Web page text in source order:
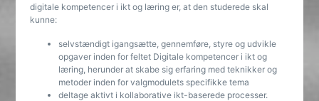
digitale kompetencer i ikt og læring er, at den studerede skal
kunne:
selvstændigt igangsætte, gennemføre, styre og udvikle
opgaver inden for feltet Digitale kompetencer i ikt og
læring, herunder at skabe sig erfaring med teknikker og
metoder inden for valgmodulets specifikke tema
deltage aktivt i kollaborative ikt-baserede processer.